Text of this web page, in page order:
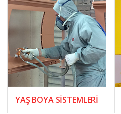
YAŞ BOYA SISTEMLERI